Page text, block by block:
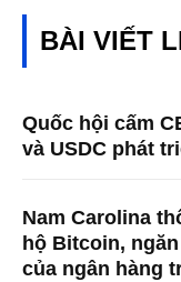
BÀI VIẾT
Quốc hội cấm
và USDC phát
Nam Carolina
hộ Bitcoin,
của ngân hàng